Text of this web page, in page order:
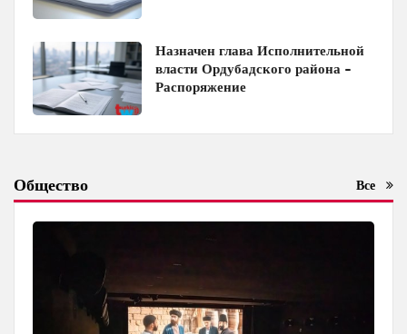
Назначен глава Исполнительной
власти Ордубадского района -
Распоряжение
Общество Все